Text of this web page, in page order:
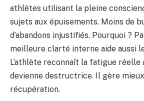
athlètes utilisant la pleine
sujets aux épuisements. Moins de
d’abandons injustifiés. Pourquoi ?
meilleure clarté interne aide aussi
L’athlète reconnaît la fatigue réelle
devienne destructrice. Il gère
récupération.